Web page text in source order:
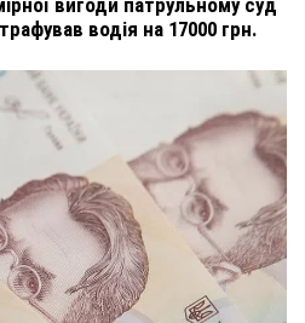
вигоди патрульному суд
водія на 17000 грн.